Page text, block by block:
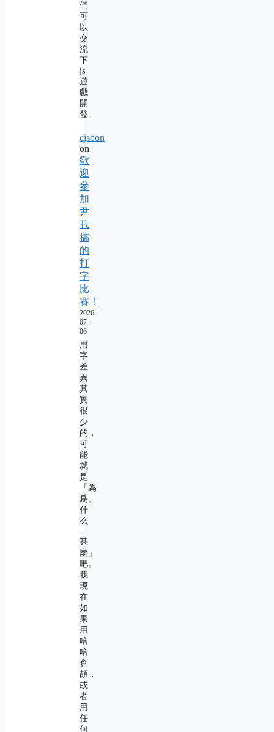
們
可
以
交
流
下
js
遊
戲
開
發。
ejsoon
on
歡
迎
參
加
尹
卂
搞
的
打
字
比
賽！
2026-
07-
06
用
字
差
異
其
實
很
少
的，
可
能
就
是
「為
爲、
什
么
―
甚
麼」
吧。
我
現
在
如
果
用
哈
哈
倉
頡，
或
者
用
任
何